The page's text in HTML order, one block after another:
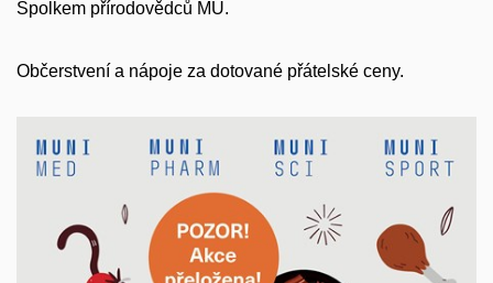
Spolkem přírodovědců MU.
Občerstvení a nápoje za dotované přátelské ceny.